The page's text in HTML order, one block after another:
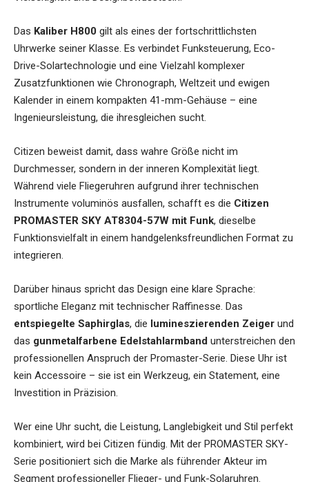
Das Kaliber H800 gilt als eines der fortschrittlichsten
Uhrwerke seiner Klasse. Es verbindet Funksteuerung, Eco-
Drive-Solartechnologie und eine Vielzahl komplexer
Zusatzfunktionen wie Chronograph, Weltzeit und ewigen
Kalender in einem kompakten 41-mm-Gehäuse – eine
Ingenieursleistung, die ihresgleichen sucht.
Citizen beweist damit, dass wahre Größe nicht im
Durchmesser, sondern in der inneren Komplexität liegt.
Während viele Fliegeruhren aufgrund ihrer technischen
Instrumente voluminös ausfallen, schafft es die Citizen
PROMASTER SKY AT8304-57W mit Funk, dieselbe
Funktionsvielfalt in einem handgelenksfreundlichen Format zu
integrieren.
Darüber hinaus spricht das Design eine klare Sprache:
sportliche Eleganz mit technischer Raffinesse. Das
entspiegelte Saphirglas, die lumineszierenden Zeiger und
das gunmetalfarbene Edelstahlarmband unterstreichen den
professionellen Anspruch der Promaster-Serie. Diese Uhr ist
kein Accessoire – sie ist ein Werkzeug, ein Statement, eine
Investition in Präzision.
Wer eine Uhr sucht, die Leistung, Langlebigkeit und Stil perfekt
kombiniert, wird bei Citizen fündig. Mit der PROMASTER SKY-
Serie positioniert sich die Marke als führender Akteur im
Segment professioneller Flieger- und Funk-Solaruhren.